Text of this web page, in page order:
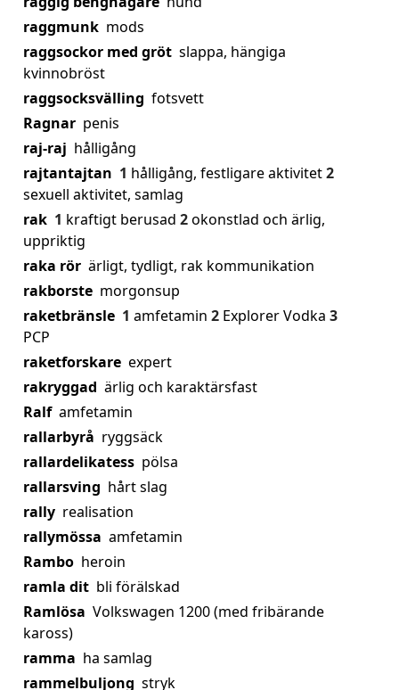
raggmunk mods
raggsockor med gröt slappa, hängiga
kvinnobröst
raggsocksvälling fotsvett
Ragnar penis
raj-raj hålligång
rajtantajtan 1 hålligång, festligare aktivitet2
sexuell aktivitet, samlag
rak 1 kraftigt berusad 2okonstlad och ärlig,
uppriktig
raka rör ärligt, tydligt, rak kommunikation
rakborste morgonsup
raketbränsle 1 amfetamin 2 Explorer Vodka 3
PCP
raketforskare expert
rakryggad ärlig och karaktärsfast
Ralf amfetamin
rallarbyrå ryggsäck
rallardelikatess pölsa
rallarsving hårt slag
rally realisation
rallymössa amfetamin
Rambo heroin
ramla dit bli förälskad
Ramlösa Volkswagen 1200 (med fribärande
kaross)
ramma ha samlag
rammelbuljong stryk